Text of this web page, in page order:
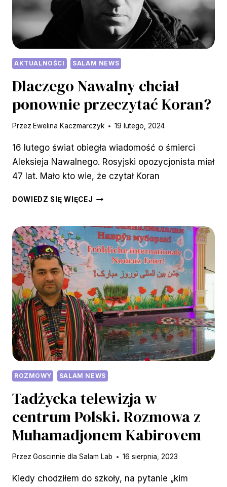
AKTUALNOŚCI SALAM NEWS
Dlaczego Nawalny chciał
ponownie przeczytać Koran?
Przez Ewelina Kaczmarczyk 19 lutego, 2024
16 lutego świat obiegła wiadomość o śmierci
Aleksieja Nawalnego. Rosyjski opozycjonista miał
47 lat. Mało kto wie, że czytał Koran
DOWIEDZ SIĘ WIĘCEJ DLACZEGO
PONOWNIE
PRZECZYTAĆ
KORAN?
ROZMOWY SALAM NEWS
Tadżycka telewizja w
centrum Polski. Rozmowa z
Muhamadjonem Kabirovem
Przez Goscinnie dla Salam Lab 16 sierpnia, 2023
Kiedy chodziłem do szkoły, na pytanie „kim